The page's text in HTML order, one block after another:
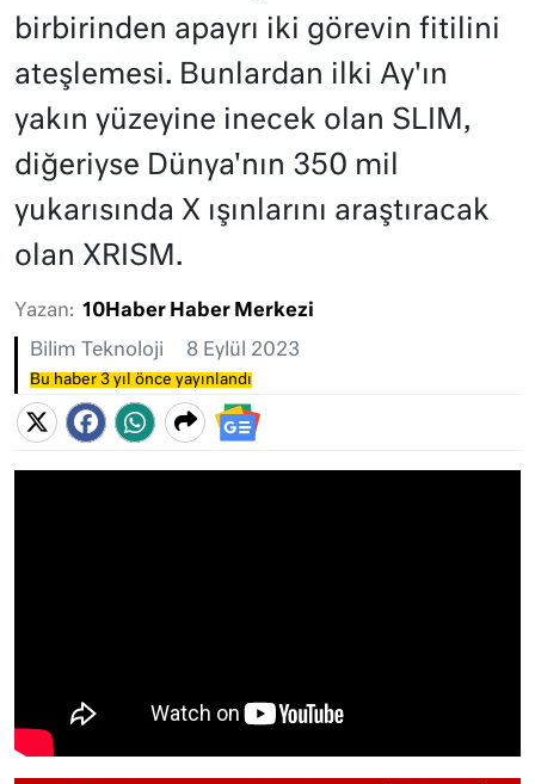
birbirinden apayrı iki görevin fitilini
ateşlemesi. Bunlardan ilki Ay'ın
yakın yüzeyine inecek olan SLIM,
diğeriyse Dünya'nın 350 mil
yukarısında X ışınlarını araştıracak
olan XRISM.
Yazan: 10Haber Haber Merkezi
Bilim Teknoloji 8 Eylül 2023
Bu haber 3 yıl önce yayınlandı